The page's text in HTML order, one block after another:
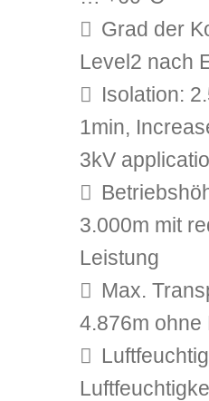
Grad der
Level2 nach
Isolation:
1min,
3kV
3.000m mit
Leistung
Max.
4.876m